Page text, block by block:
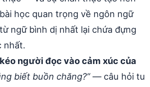
học quan trọng về ngôn ngữ
ngữ bình dị nhất lại chứa đựng
nhất.
người đọc vào cảm xúc của
biết buồn chăng?”— câu hỏi tu